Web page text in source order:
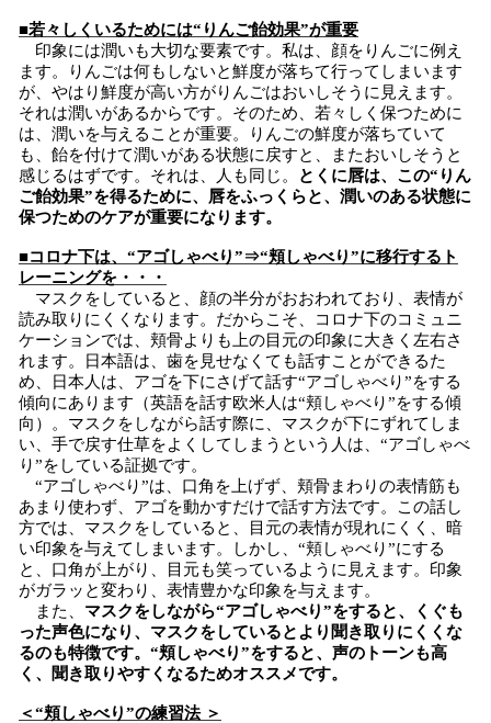
■若々しくいるためには“りんご飴効果”が重要
印象には潤いも大切な要素です。私は、顔をりんごに例え
ます。りんごは何もしないと鮮度が落ちて行ってしまいます
が、やはり鮮度が高い方がりんごはおいしそうに見えます。
それは潤いがあるからです。そのため、若々しく保つために
は、潤いを与えることが重要。りんごの鮮度が落ちていて
も、飴を付けて潤いがある状態に戻すと、またおいしそうと
感じるはずです。それは、人も同じ。
とくに唇は、この“りん
ご飴効果”を得るために、唇をふっくらと、潤いのある状態に
保つためのケアが重要になります。
■コロナ下は、“アゴしゃべり”⇒“頬しゃべり”に移行するト
レーニングを・・・
マスクをしていると、顔の半分がおおわれており、表情が
読み取りにくくなります。だからこそ、コロナ下のコミュニ
ケーションでは、頬骨よりも上の目元の印象に大きく左右さ
れます。日本語は、歯を見せなくても話すことができるた
め、日本人は、アゴを下にさげて話す“アゴしゃべり”をする
傾向にあります（英語を話す欧米人は“頬しゃべり”をする傾
向）。マスクをしながら話す際に、マスクが下にずれてしま
い、手で戻す仕草をよくしてしまうという人は、“アゴしゃべ
り”をしている証拠です。
“アゴしゃべり”は、口角を上げず、頬骨まわりの表情筋も
あまり使わず、アゴを動かすだけで話す方法です。この話し
方では、マスクをしていると、目元の表情が現れにくく、暗
い印象を与えてしまいます。しかし、“頬しゃべり”にする
と、口角が上がり、目元も笑っているように見えます。印象
がガラッと変わり、表情豊かな印象を与えます。
また、 マスクをしながら“アゴしゃべり”をすると、くぐも
った声色になり、マスクをしているとより聞き取りにくくな
るのも特徴です。“頬しゃべり”をすると、声のトーンも高
く、聞き取りやすくなるためオススメです。
＜“頬しゃべり”の練習法 ＞